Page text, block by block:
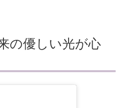
の優しい光が心